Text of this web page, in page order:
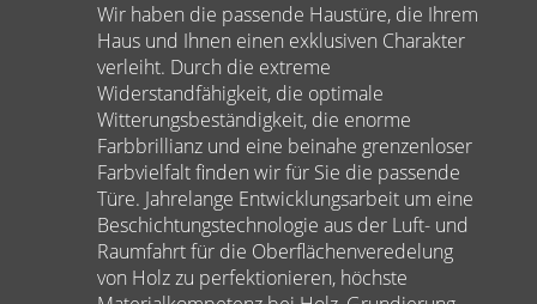
Wir haben die passende Haustüre, die Ihrem
Haus und Ihnen einen exklusiven Charakter
verleiht. Durch die extreme
Widerstandfähigkeit, die optimale
Witterungsbeständigkeit, die enorme
Farbbrillianz und eine beinahe grenzenloser
Farbvielfalt finden wir für Sie die passende
Türe. Jahrelange Entwicklungsarbeit um eine
Beschichtungstechnologie aus der Luft- und
Raumfahrt für die Oberflächenveredelung
von Holz zu perfektionieren, höchste